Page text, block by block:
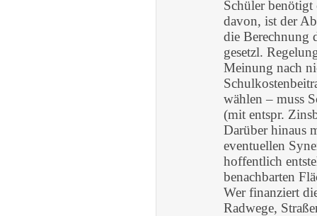
Schüler
davon, ist der
die Berechnung
gesetzl.
Meinung nach
wählen – muss
(mit entspr.
Darüber hinaus
eventuellen
hoffentlich
benachbarten
Wer finanziert
Radwege,